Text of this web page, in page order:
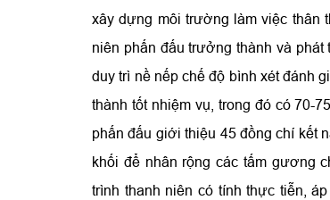
xây dựng môi trường làm việc thân
niên phấn đấu trưởng thành và phát
duy trì nề nếp chế độ bình xét đánh
thành tốt nhiệm vụ, trong đó có 70-
phấn đấu giới thiệu 45 đồng chí kết
khối để nhân rộng các tấm gương
trình thanh niên có tính thực tiễn,